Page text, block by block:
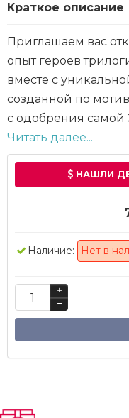
Краткое описание
Приглашаем вас
опыт героев
вместе с
созданной по
с одобрения самой
Читать далее...
НАШЛИ
Наличие: Нет в